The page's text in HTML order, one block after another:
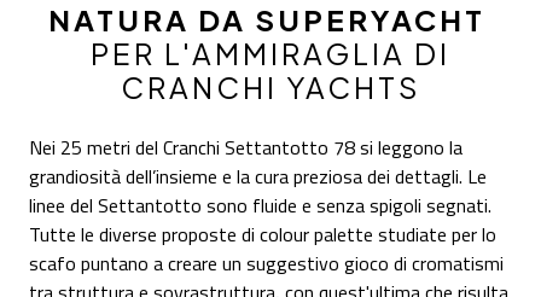
NATURA DA SUPERYACHT
PER L'AMMIRAGLIA DI
CRANCHI YACHTS
Nei 25 metri del Cranchi Settantotto 78 si leggono la
grandiosità dell’insieme e la cura preziosa dei dettagli. Le
linee del Settantotto sono fluide e senza spigoli segnati.
Tutte le diverse proposte di colour palette studiate per lo
scafo puntano a creare un suggestivo gioco di cromatismi